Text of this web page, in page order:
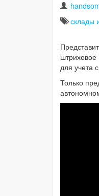
склады
штриховое
для учета
Только